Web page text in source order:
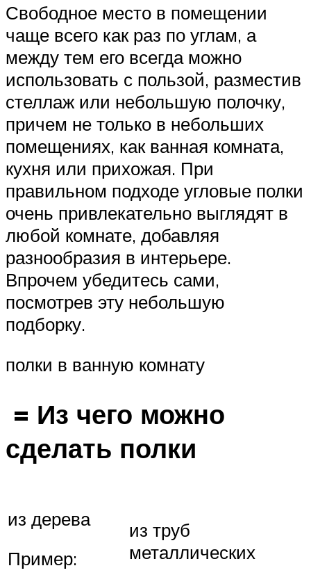
Свободное место в помещении
чаще всего как раз по углам, а
между тем его всегда можно
использовать с пользой, разместив
стеллаж или небольшую полочку,
причем не только в небольших
помещениях, как ванная комната,
кухня или прихожая. При
правильном подходе угловые полки
очень привлекательно выглядят в
любой комнате, добавляя
разнообразия в интерьере.
Впрочем убедитесь сами,
посмотрев эту небольшую
подборку.
полки в ванную комнату
= Из чего можно
сделать полки
из дерева
Пример:
из труб
металлических